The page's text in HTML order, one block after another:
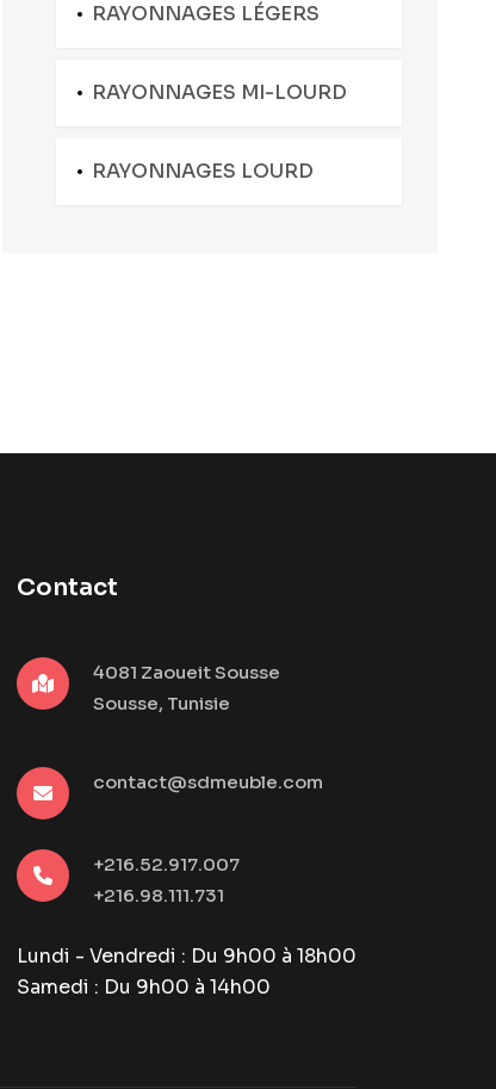
RAYONNAGES LÉGERS
RAYONNAGES MI-LOURD
RAYONNAGES LOURD
Contact
4081 Zaoueit Sousse
Sousse, Tunisie
contact@sdmeuble.com
+216.52.917.007
+216.98.111.731
Lundi - Vendredi : Du 9h00 à 18h00
Samedi : Du 9h00 à 14h00